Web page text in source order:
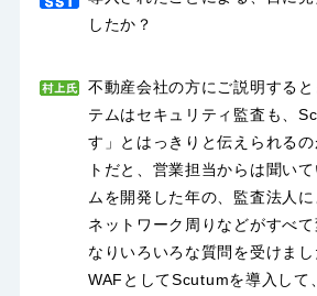
したか？
不動産会社の方にご説明する
テムはセキュリティ監査も、
す」とはっきりと伝えられる
トだと、営業担当からは聞い
ムを開発した年の、監査法人に
ネットワーク周りなどがすべ
なりいろいろな質問を受けまし
WAFとしてScutumを導入して